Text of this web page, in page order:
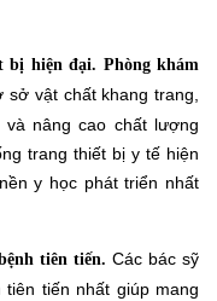
bị hiện đại. Phòng khám
sở vật chất khang trang,
nâng cao chất lượng
trang thiết bị y tế hiện
y học phát triển nhất
tiên tiến. Các bác sỹ
tiến nhất giúp mang